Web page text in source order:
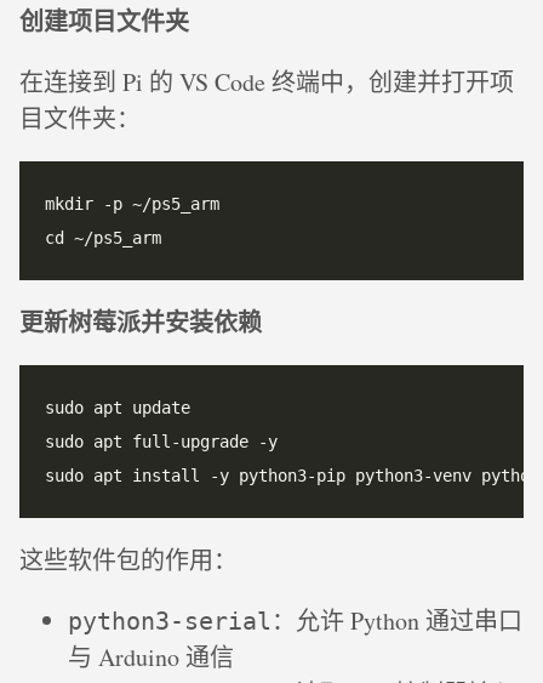
创建项目文件夹
在连接到 Pi 的 VS Code 终端中，创建并打开项
目文件夹：
更新树莓派并安装依赖
这些软件包的作用：
python3-serial ：允许 Python 通过串口
与 Arduino 通信